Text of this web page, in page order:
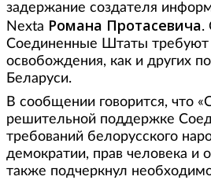
задержание создателя
Nexta Романа Протасевича.
Соединенные Штаты требуют
освобождения, как и других
Беларуси.
В сообщении говорится, что
решительной поддержке
требований белорусского
демократии, прав человека и
также подчеркнул